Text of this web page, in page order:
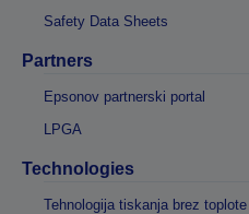
Safety Data Sheets
Partners
Epsonov partnerski portal
LPGA
Technologies
Tehnologija tiskanja brez toplote